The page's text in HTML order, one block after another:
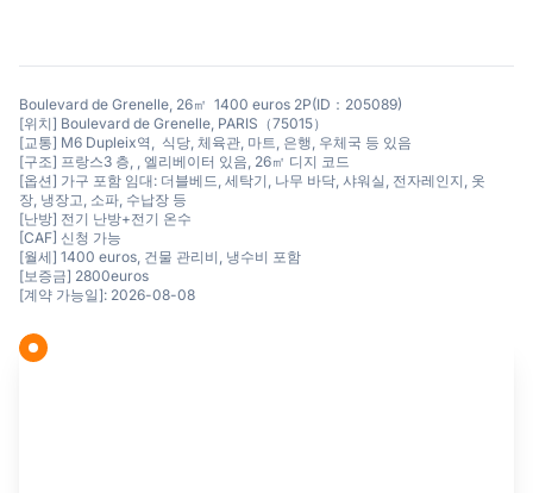
Boulevard de Grenelle, 26㎡ 1400 euros 2P(ID：205089)
[위치] Boulevard de Grenelle, PARIS（75015）
[교통] M6 Dupleix역, 식당, 체육관, 마트, 은행, 우체국 등 있음
[구조] 프랑스3 층, , 엘리베이터 있음, 26㎡ 디지 코드
[옵션] 가구 포함 임대: 더블베드, 세탁기, 나무 바닥, 샤워실, 전자레인지, 옷
장, 냉장고, 소파, 수납장 등
[난방] 전기 난방+전기 온수
[CAF] 신청 가능
[월세] 1400 euros, 건물 관리비, 냉수비 포함
[보증금] 2800euros
[계약 가능일]: 2026-08-08